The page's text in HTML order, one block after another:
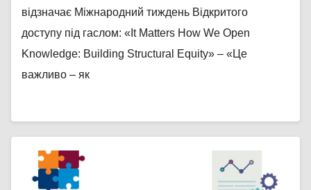
відзначає Міжнародний тиждень Відкритого
доступу під гаслом: «It Matters How We Open
Knowledge: Building Structural Equity» – «Це
важливо – як